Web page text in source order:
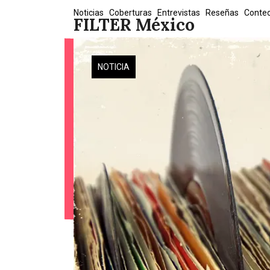
FILTER México
Noticias Coberturas Entrevistas Reseñas
NOTICIA